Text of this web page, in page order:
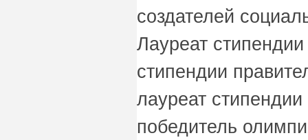
создателей
Лауреат
стипендии
лауреат
победитель